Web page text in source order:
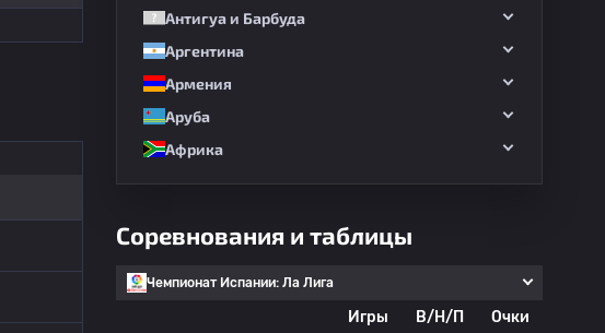
Антигуа и Барбуда
Аргентина
Армения
Аруба
Африка
Соревнования и таблицы
Чемпионат Испании: Ла Лига
Игры В/Н/П
Очки